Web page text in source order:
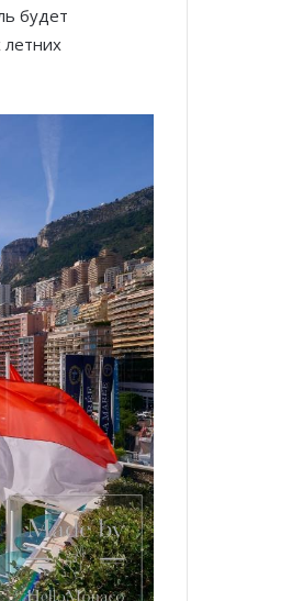
будет
летних
Принцесса
77-й Бал
Монако
в борьбе:
перед
продлили
безопасных
мошенничество
на сумму свыше